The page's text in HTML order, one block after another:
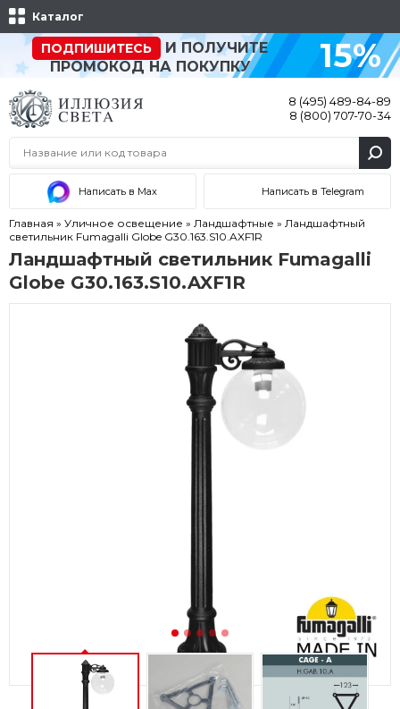
Каталог
ПОДПИШИТЕСЬ
И ПОЛУЧИТЕ
ПРОМОКОД НА ПОКУПКУ
15%
8 (495) 489-84-89
8 (800) 707-70-34
Написать в Max Написать в Telegram
Главная » Уличное освещение » Ландшафтные » Ландшафтный
светильник Fumagalli Globe G30.163.S10.AXF1R
Ландшафтный светильник Fumagalli
Globe G30.163.S10.AXF1R